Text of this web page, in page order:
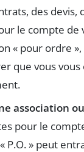
des devis,
le compte
« pour ordre
que vous vous
association
pour le
P.O. » peut